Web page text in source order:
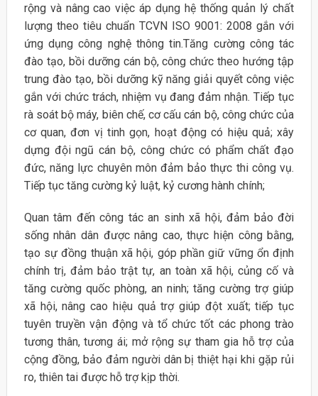
rộng và nâng cao việc áp dụng hệ thống quản lý chất
lượng theo tiêu chuẩn TCVN ISO 9001: 2008 gắn với
ứng dụng công nghệ thông tin.Tăng cường công tác
đào tạo, bồi dưỡng cán bộ, công chức theo hướng tập
trung đào tạo, bồi dưỡng kỹ năng giải quyết công việc
gắn với chức trách, nhiệm vụ đang đảm nhận. Tiếp tục
rà soát bộ máy, biên chế, cơ cấu cán bộ, công chức của
cơ quan, đơn vị tinh gọn, hoạt động có hiệu quả; xây
dựng đội ngũ cán bộ, công chức có phẩm chất đạo
đức, năng lực chuyên môn đảm bảo thực thi công vụ.
Tiếp tục tăng cường kỷ luật, kỷ cương hành chính;
Quan tâm đến công tác an sinh xã hội, đảm bảo đời
sống nhân dân được nâng cao, thực hiện công bằng,
tạo sự đồng thuận xã hội, góp phần giữ vững ổn định
chính trị, đảm bảo trật tự, an toàn xã hội, củng cố và
tăng cường quốc phòng, an ninh; tăng cường trợ giúp
xã hội, nâng cao hiệu quả trợ giúp đột xuất; tiếp tục
tuyên truyền vận động và tổ chức tốt các phong trào
tương thân, tương ái; mở rộng sự tham gia hỗ trợ của
cộng đồng, bảo đảm người dân bị thiệt hại khi gặp rủi
ro, thiên tai được hỗ trợ kịp thời.